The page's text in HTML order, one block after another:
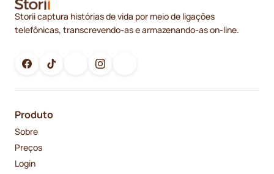
Storii captura histórias de vida por meio de ligações
telefônicas, transcrevendo-as e armazenando-as on-line.
Produto
Sobre
Preços
Login